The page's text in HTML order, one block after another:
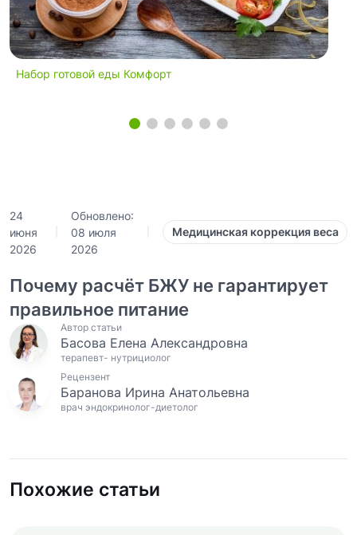
Набор готовой еды Комфорт
24
июня
2026
Обновлено:
08 июля
2026
Медицинская коррекция веса
Почему расчёт БЖУ не гарантирует
правильное питание
Автор статьи
Басова Елена Александровна
терапевт- нутрициолог
Рецензент
Баранова Ирина Анатольевна
врач эндокринолог-диетолог
Похожие статьи